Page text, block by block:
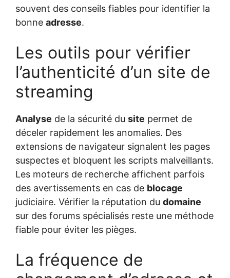
souvent des conseils fiables pour identifier la
bonne adresse.
Les outils pour vérifier
l’authenticité d’un site de
streaming
Analyse de la sécurité du site permet de
déceler rapidement les anomalies. Des
extensions de navigateur signalent les pages
suspectes et bloquent les scripts malveillants.
Les moteurs de recherche affichent parfois
des avertissements en cas de blocage
judiciaire. Vérifier la réputation du domaine
sur des forums spécialisés reste une méthode
fiable pour éviter les pièges.
La fréquence de